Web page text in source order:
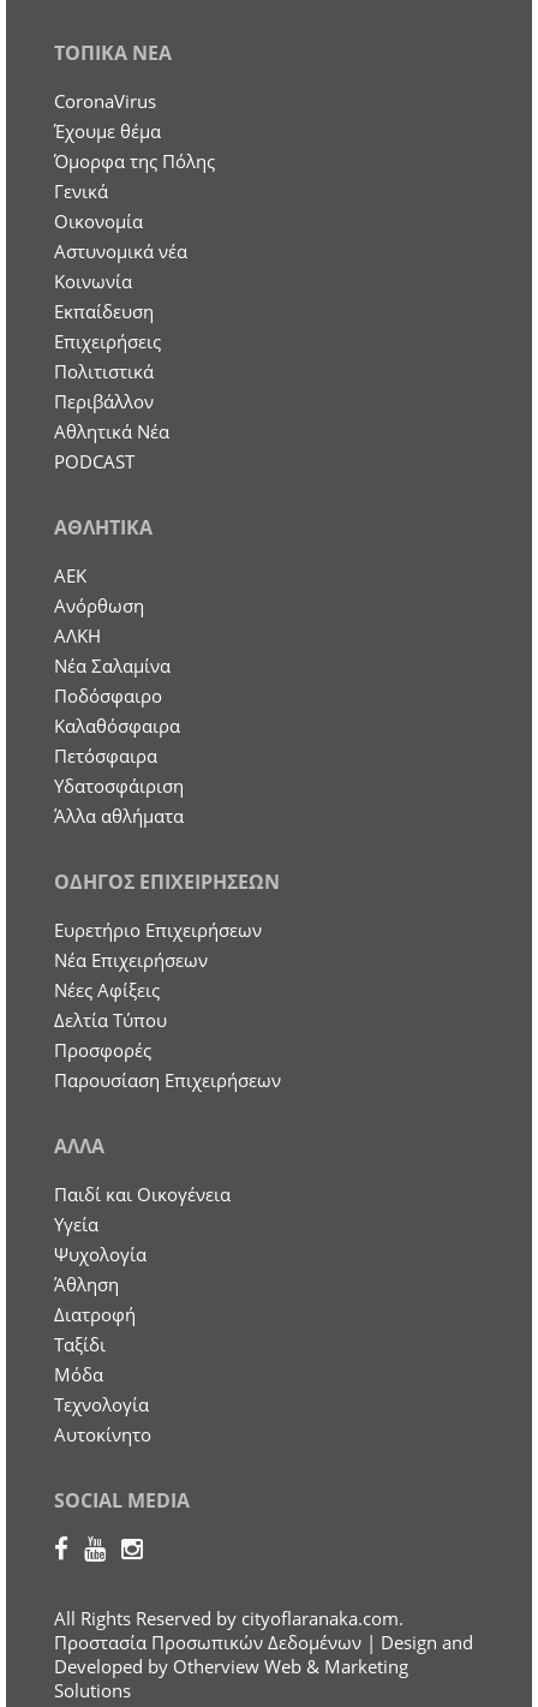
ΤΟΠΙΚΑ ΝΕΑ
CoronaVirus
Έχουμε θέμα
Όμορφα της Πόλης
Γενικά
Οικονομία
Aστυνομικά νέα
Κοινωνία
Εκπαίδευση
Επιχειρήσεις
Πολιτιστικά
Περιβάλλον
Αθλητικά Νέα
PODCAST
ΑΘΛΗΤΙΚΑ
ΑΕΚ
Ανόρθωση
ΑΛΚΗ
Νέα Σαλαμίνα
Ποδόσφαιρο
Καλαθόσφαιρα
Πετόσφαιρα
Υδατοσφάιριση
Άλλα αθλήματα
ΟΔΗΓΟΣ ΕΠΙΧΕΙΡΗΣΕΩΝ
Ευρετήριο Επιχειρήσεων
Nέα Επιχειρήσεων
Νέες Αφίξεις
Δελτία Τύπου
Προσφορές
Παρουσίαση Επιχειρήσεων
ΑΛΛΑ
Παιδί και Οικογένεια
Υγεία
Ψυχολογία
Άθληση
Διατροφή
Ταξίδι
Μόδα
Τεχνολογία
Αυτοκίνητο
SOCIAL MEDIA
All Rights Reserved by cityoflaranaka.com.
Προστασία Προσωπικών Δεδομένων | Design and
Developed by Otherview Web & Marketing
Solutions